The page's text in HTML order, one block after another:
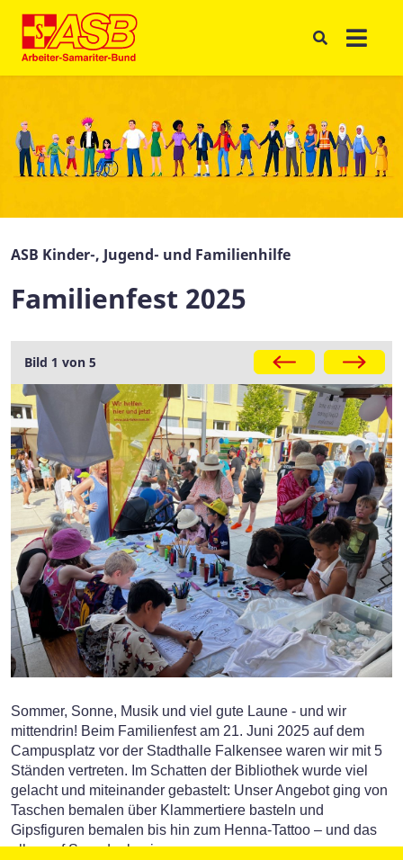
ASB Kinder-, Jugend- und Familienhilfe
Familienfest 2025
Galerie
Bild 1 von 5
Sommer, Sonne, Musik und viel gute Laune - und wir
mittendrin! Beim Familienfest am 21. Juni 2025 auf dem
Campusplatz vor der Stadthalle Falkensee waren wir mit 5
Ständen vertreten. Im Schatten der Bibliothek wurde viel
gelacht und miteinander gebastelt: Unser Angebot ging von
Taschen bemalen über Klammertiere basteln und
Gipsfiguren bemalen bis hin zum Henna-Tattoo – und das
alles auf Spendenbasis.